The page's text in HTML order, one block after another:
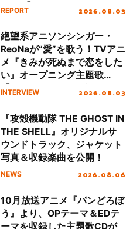
Final「NICE to meet YOU
ート!!
REPORT 2026.08.03
絶望系アニソンシンガー・
ReoNaが“愛”を歌う！TVアニ
メ『きみが死ぬまで恋をした
い』オープニング主題歌
「Amore」インタビュー
INTERVIEW 2026.08.03
『攻殻機動隊 THE GHOST IN
THE SHELL』オリジナルサ
ウンドトラック、ジャケット
写真＆収録楽曲を公開！
NEWS 2026.08.06
10月放送アニメ『パンどろぼ
う』より、OPテーマ＆EDテ
ーマを収録した主題歌CDが